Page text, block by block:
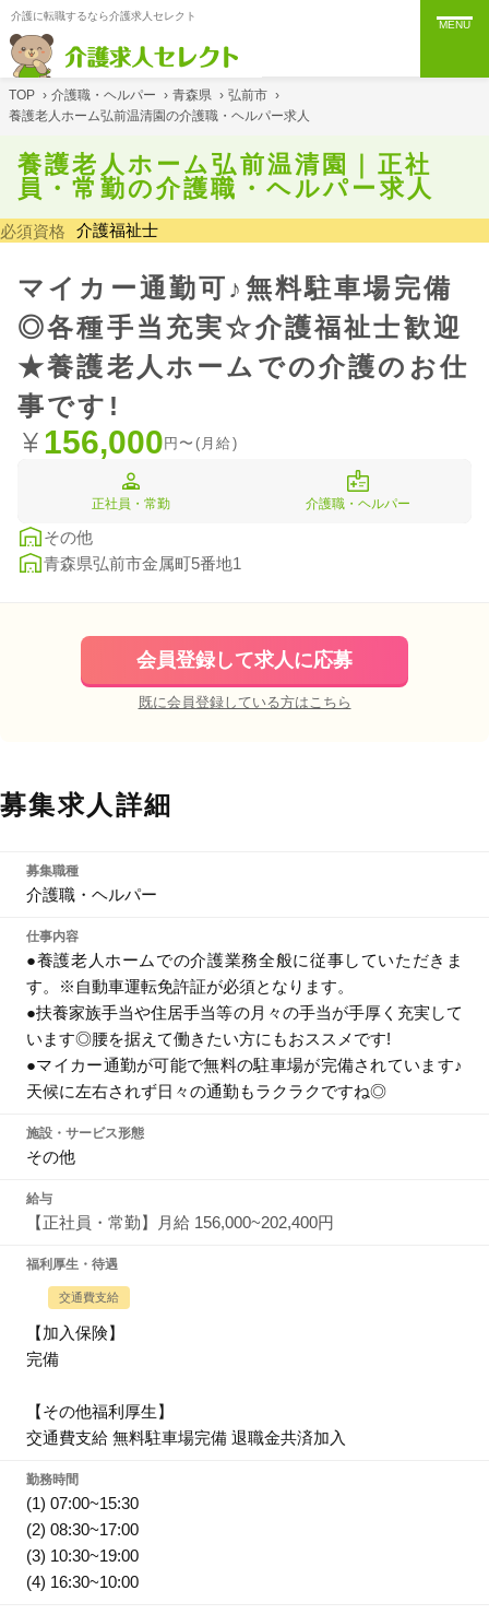
介護に転職するなら介護求人セレクト
MENU
TOP › 介護職・ヘルパー › 青森県 › 弘前市 ›
養護老人ホーム弘前温清園の介護職・ヘルパー求人
養護老人ホーム弘前温清園｜正社
員・常勤の介護職・ヘルパー求人
必須資格 介護福祉士
マイカー通勤可♪無料駐車場完備
◎各種手当充実☆介護福祉士歓迎
★養護老人ホームでの介護のお仕
事です!
156,000円〜(月給)
正社員・常勤 介護職・ヘルパー
その他
青森県弘前市金属町5番地1
会員登録して求人に応募
既に会員登録している方はこちら
募集求人詳細
募集職種
介護職・ヘルパー
仕事内容
●養護老人ホームでの介護業務全般に従事していただきま
す。※自動車運転免許証が必須となります。
●扶養家族手当や住居手当等の月々の手当が手厚く充実して
います◎腰を据えて働きたい方にもおススメです!
●マイカー通勤が可能で無料の駐車場が完備されています♪
天候に左右されず日々の通勤もラクラクですね◎
施設・サービス形態
その他
給与
【正社員・常勤】月給 156,000~202,400円
福利厚生・待遇
交通費支給
【加入保険】
完備
【その他福利厚生】
交通費支給 無料駐車場完備 退職金共済加入
勤務時間
(1) 07:00~15:30
(2) 08:30~17:00
(3) 10:30~19:00
(4) 16:30~10:00